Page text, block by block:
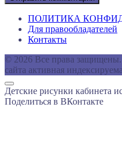
ПОЛИТИКА
Для правообладателей
Контакты
© 2026 Все права
сайта активная
Детские рисунки кабинета
Поделиться в ВКонтакте